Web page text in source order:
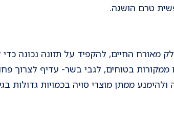
טרם הושגה.
מאורח החיים, להקפיד על תזונה נכונה
ממקורות בטוחים, לגבי בשר- עדיף לצרוך
ממתן מוצרי סויה בכמויות גדולות